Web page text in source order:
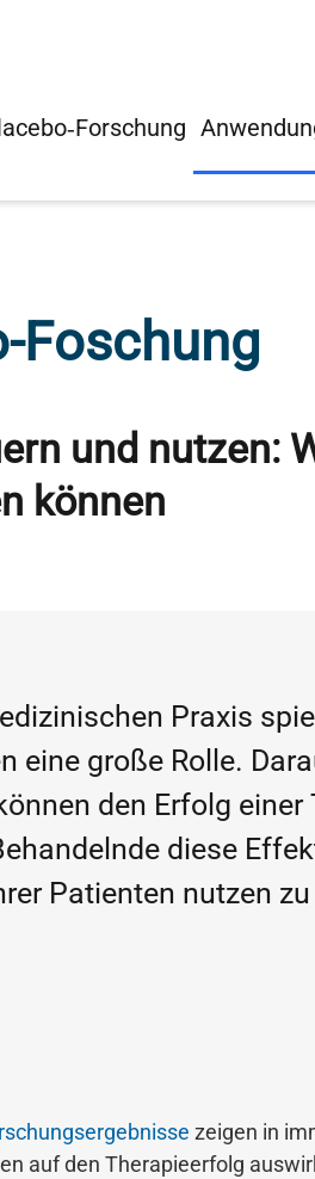
Foschung
und nutzen:
können
Praxis
eine große Rolle.
den Erfolg
diese
Patienten nutzen
zeigen in
auf den Therapieerfolg